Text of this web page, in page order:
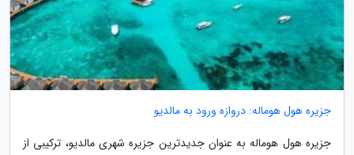
جزیره هول هوماله: دروازه ورود به مالدیو
جزیره هول هوماله به عنوان جدیدترین جزیره شهری مالدیو، ترکیبی از